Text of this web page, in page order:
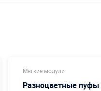
Мягкие модули
Разноцветные пуфы